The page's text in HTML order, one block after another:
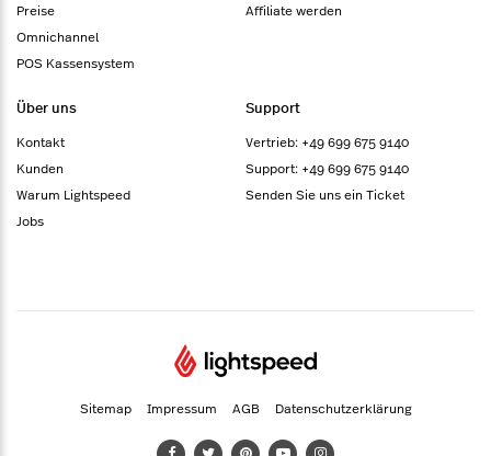
Preise
Omnichannel
POS Kassensystem
Affiliate werden
Über uns
Kontakt
Kunden
Warum Lightspeed
Jobs
Support
Vertrieb: +49 699 675 9140
Support: +49 699 675 9140
Senden Sie uns ein Ticket
Sitemap Impressum AGB Datenschutzerklärung